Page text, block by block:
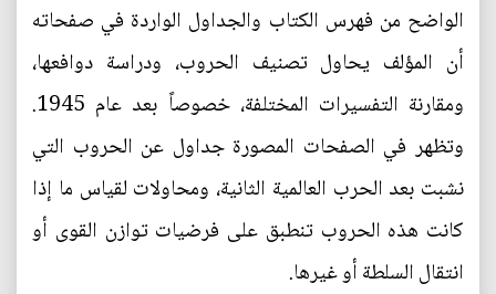
الواضح من فهرس الكتاب والجداول الواردة في صفحاته
أن المؤلف يحاول تصنيف الحروب، ودراسة دوافعها،
ومقارنة التفسيرات المختلفة، خصوصاً بعد عام 1945.
وتظهر في الصفحات المصورة جداول عن الحروب التي
نشبت بعد الحرب العالمية الثانية، ومحاولات لقياس ما إذا
كانت هذه الحروب تنطبق على فرضيات توازن القوى أو
انتقال السلطة أو غيرها.